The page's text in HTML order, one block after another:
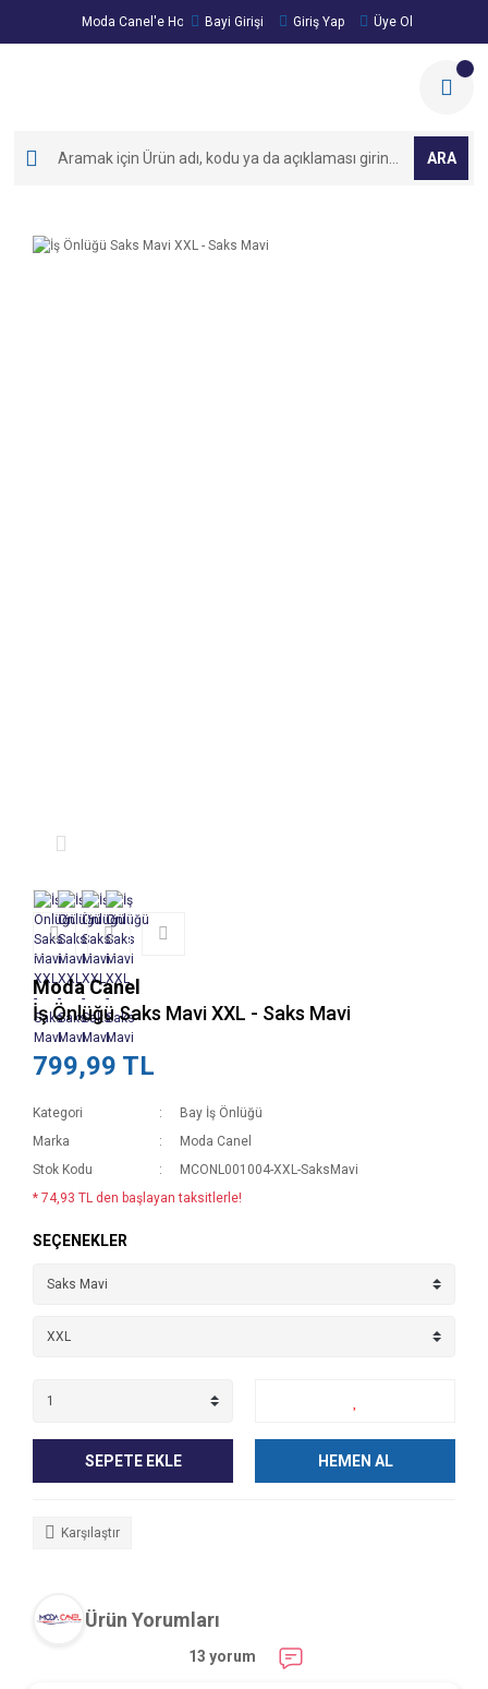
Moda Canel'e Hoşgeldiniz!
Bayi Girişi Giriş Yap Üye Ol
ARA
Moda Canel
İş Önlüğü Saks Mavi XXL - Saks Mavi
799,99 TL
Kategori
Bay İş Önlüğü
Marka
Moda Canel
Stok Kodu
MCONL001004-XXL-SaksMavi
* 74,93 TL den başlayan taksitlerle!
SEÇENEKLER
SEPETE EKLE HEMEN AL
Karşılaştır
Ürün Yorumları
13 yorum